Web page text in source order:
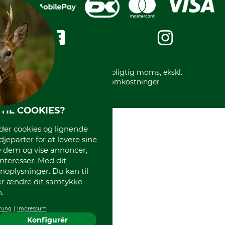
Privatlivspolitik
Handelsbetingelser
Impressum
Gratis returlabel
Kreditkort
Messe datoer
Om os
International
* Alle priser inkl. lovpligtig moms, ekskl.
forsendelsesomkostninger
COOKIES?
cookies og lignende
for at levere sine
og vise annoncer,
Med dit
Du kan til
ændre dit samtykke
Impressum
Konfigurér